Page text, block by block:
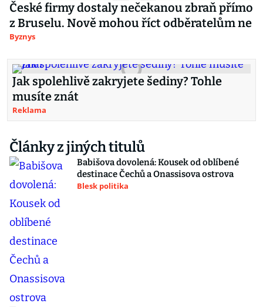
České firmy dostaly nečekanou zbraň přímo
z Bruselu. Nově mohou říct odběratelům ne
Byznys
Jak spolehlivě zakryjete šediny? Tohle
musíte znát
Reklama
Články z jiných titulů
Babišova dovolená: Kousek od oblíbené
destinace Čechů a Onassisova ostrova
Blesk politika